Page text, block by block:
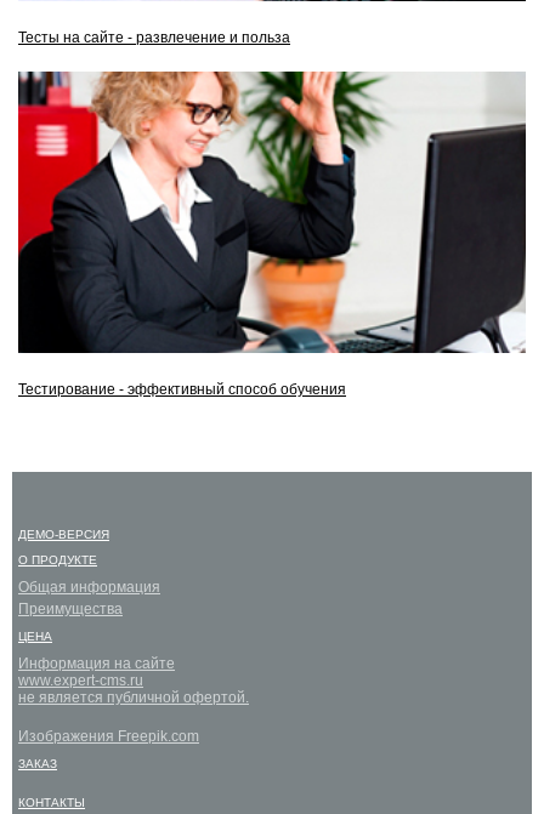
Тесты на сайте - развлечение и польза
Тестирование - эффективный способ обучения
ДЕМО-ВЕРСИЯ
О ПРОДУКТЕ
Общая информация
Преимущества
ЦЕНА
Информация на сайте
www.expert-cms.ru
не является публичной офертой.
Изображения Freepik.com
ЗАКАЗ
КОНТАКТЫ